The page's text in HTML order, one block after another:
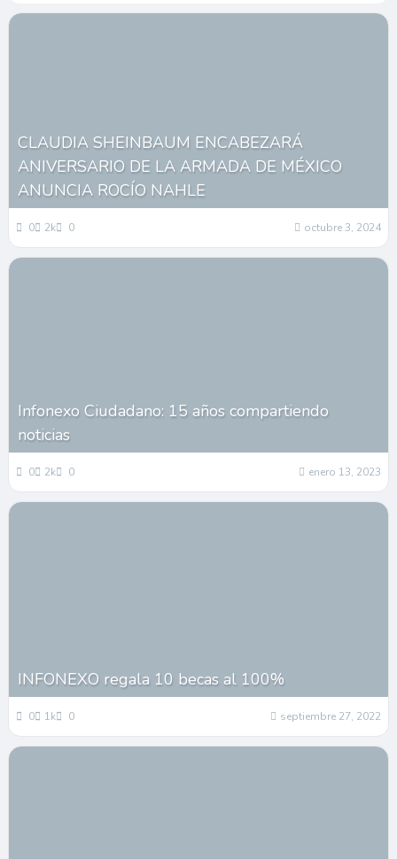
CLAUDIA SHEINBAUM ENCABEZARÁ
ANIVERSARIO DE LA ARMADA DE MÉXICO
ANUNCIA ROCÍO NAHLE
0 2k 0 octubre 3, 2024
Infonexo Ciudadano: 15 años compartiendo
noticias
0 2k 0 enero 13, 2023
INFONEXO regala 10 becas al 100%
0 1k 0 septiembre 27, 2022